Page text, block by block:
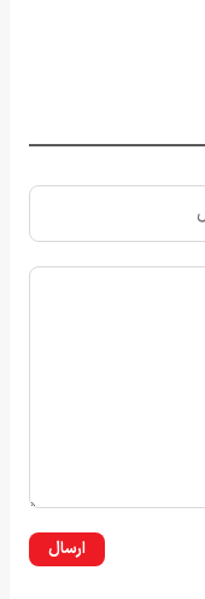
ارسال